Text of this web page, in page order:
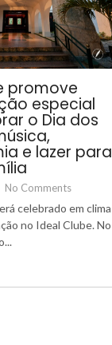
promove
especial
o Dia dos
e lazer para
No Comments
celebrado em clima
no Ideal Clube. No